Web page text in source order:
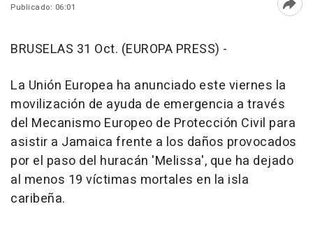
Publicado: 06:01
BRUSELAS 31 Oct. (EUROPA PRESS) -
La Unión Europea ha anunciado este viernes la
movilización de ayuda de emergencia a través
del Mecanismo Europeo de Protección Civil para
asistir a Jamaica frente a los daños provocados
por el paso del huracán 'Melissa', que ha dejado
al menos 19 víctimas mortales en la isla
caribeña.